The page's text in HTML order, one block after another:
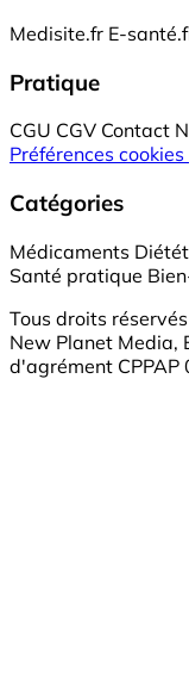
Medisite.fr E-
Pratique
CGU CGV Contact
Préférences cookies
Catégories
Médicaments
Santé pratique
Tous droits
New Planet Media,
d'agrément